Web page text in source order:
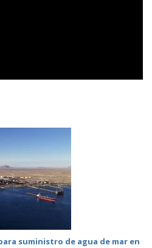
suministro de agua de mar en